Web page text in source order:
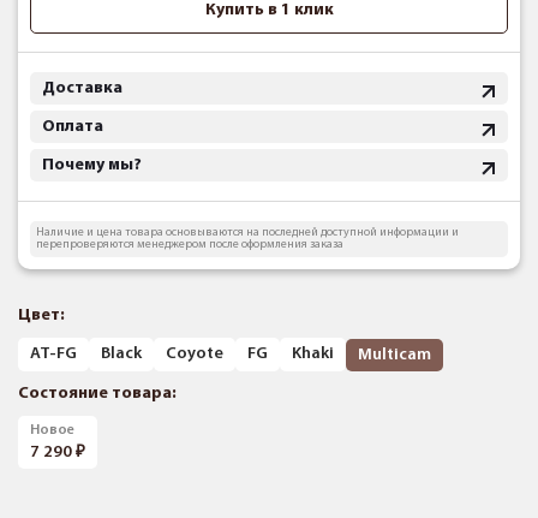
Купить в 1 клик
Доставка
Оплата
Почему мы?
Наличие и цена товара основываются на последней доступной информации и
перепроверяются менеджером после оформления заказа
Цвет:
AT-FG Black Coyote FG Khaki Multicam
Состояние товара:
Новое
7 290